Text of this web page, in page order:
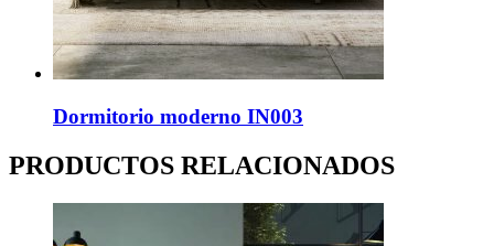
Dormitorio moderno IN003
PRODUCTOS RELACIONADOS